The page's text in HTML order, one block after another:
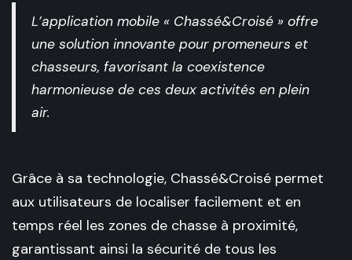
L’application mobile « Chassé&Croisé » offre
une solution innovante pour promeneurs et
chasseurs, favorisant la coexistence
harmonieuse de ces deux activités en plein
air.
Grâce à sa technologie, Chassé&Croisé permet
aux utilisateurs de localiser facilement et en
temps réel les zones de chasse à proximité,
garantissant ainsi la sécurité de tous les